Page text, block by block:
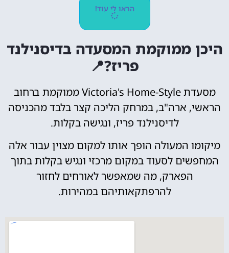
הראו לי עוד!
היכן ממוקמת המסעדה בדיסנילנד
פריז?📍
מסעדת Victoria's Home-Style ממוקמת ברחוב
הראשי, ארה"ב, במרחק הליכה קצר בלבד מהכניסה
לדיסנילנד פריז, ונגישה בקלות.
מיקומו המעולה הופך אותו למקום מצוין עבור אלה
המחפשים לסעוד במקום מרכזי ונגיש בקלות בתוך
הפארק, מה שמאפשר לאורחים לחזור
להרפתקאותיהם במהירות.